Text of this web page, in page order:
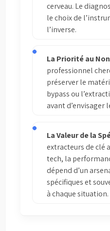
cerveau. Le
le choix de
l’inverse.
La Priorité au
professionnel
préserver le
bypass ou
avant d’envisager
La Valeur de la
extracteurs de clé
tech, la
dépend d’un
spécifiques et
à chaque situation.